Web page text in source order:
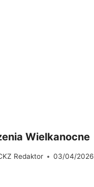
Wielkanocne
Redaktor 03/04/2026